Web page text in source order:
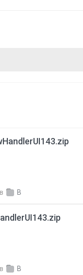
в B
в B